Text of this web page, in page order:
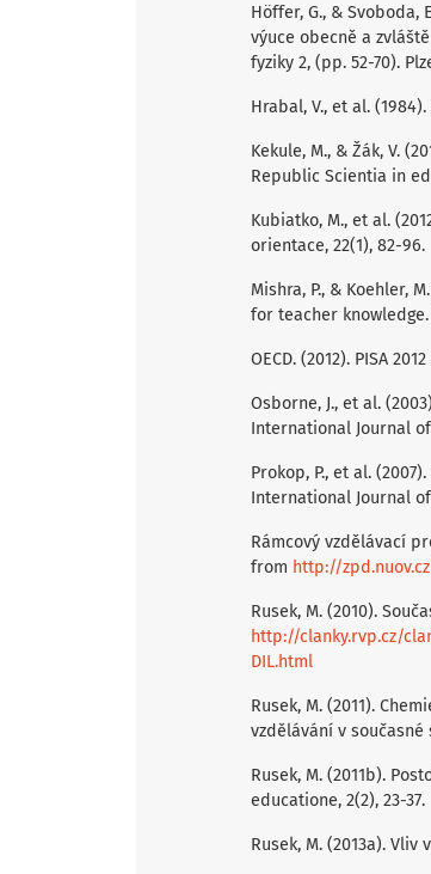
Höffer, G., & Svoboda,
výuce obecně a
fyziky 2, (pp. 52-70).
Hrabal, V., et al.
Kekule, M., & Žák, V.
Republic Scientia in
Kubiatko, M., et al.
orientace, 22(1), 82-96.
Mishra, P., & Koehler,
for teacher knowledge.
OECD. (2012). PISA
Osborne, J., et al.
International Journal of
Prokop, P., et al.
International Journal
Rámcový vzdělávací
from http://
Rusek, M. (2010).
http://clanky.rvp.cz/
DIL.html
Rusek, M. (2011).
vzdělávání v
Rusek, M. (2011b).
educatione, 2(2), 23-37.
Rusek, M. (2013a).